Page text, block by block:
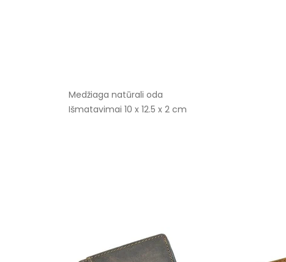
Medžiaga natūrali oda
Išmatavimai 10 x 12.5 x 2 cm